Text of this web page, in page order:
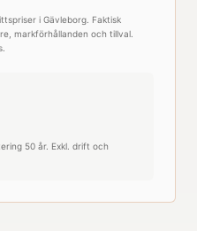
i Gävleborg . Faktisk
markförhållanden och tillval.
50 år. Exkl. drift och